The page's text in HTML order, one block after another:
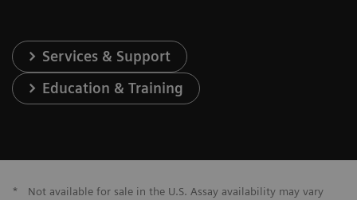
Services & Support
Education & Training
*
Not available for sale in the U.S. Assay availability may vary